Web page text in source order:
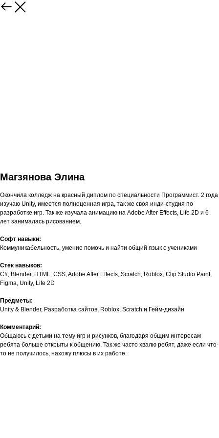
Магзянова Элина
Окончила колледж на красный диплом по специальности Программист. 2 года
изучаю Unity, имеется полноценная игра, так же своя инди-студия по
разработке игр. Так же изучала анимацию на Adobe After Effects, Life 2D и 6
лет занималась рисованием.
Софт навыки:
Коммуникабельность, умение помочь и найти общий язык с учениками
Стек навыков:
C#, Blender, HTML, CSS, Adobe After Effects, Scratch, Roblox, Clip Studio Paint,
Figma, Unity, Life 2D
Предметы:
Unity & Blender, Разработка сайтов, Roblox, Scratch и Гейм-дизайн
Комментарий:
Общаюсь с детьми на тему игр и рисунков, благодаря общим интересам
ребята больше открыты к общению. Так же часто хвалю ребят, даже если что-
то не получилось, нахожу плюсы в их работе.